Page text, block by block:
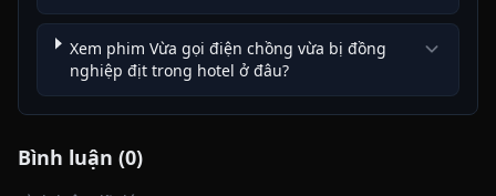
Xem phim Vừa gọi điện chồng vừa bị đồng
nghiệp địt trong hotel ở đâu?
Bình luận (0)